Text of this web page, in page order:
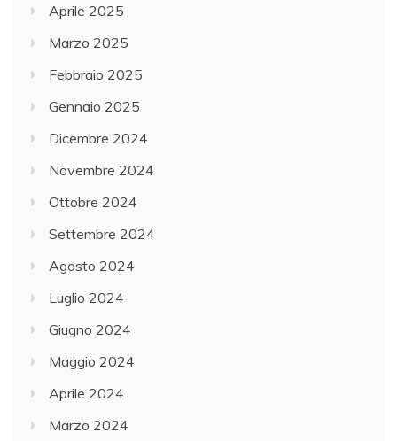
Aprile 2025
Marzo 2025
Febbraio 2025
Gennaio 2025
Dicembre 2024
Novembre 2024
Ottobre 2024
Settembre 2024
Agosto 2024
Luglio 2024
Giugno 2024
Maggio 2024
Aprile 2024
Marzo 2024